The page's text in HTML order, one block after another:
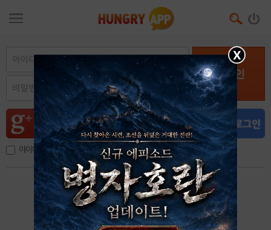
로그인
아이디, 이메일 저장
아이디 / 비밀번호 찾기 회원가입
X